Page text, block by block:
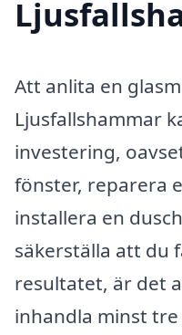
Att anlita en
Ljusfallshammar
investering,
fönster, reparera
installera en
säkerställa att du
resultatet, är det
inhandla minst